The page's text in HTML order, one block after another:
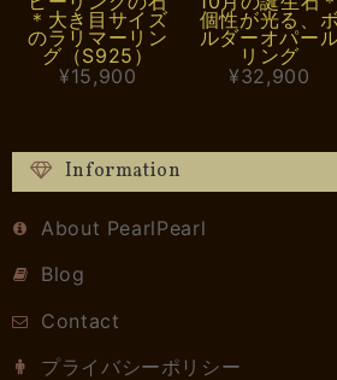
＊大き目サイズ
のラリマーリン
グ（S925）
¥15,900
個性が光る、ボ
ルダーオパー
リング
¥32,900
Information
About PearlPearl
Blog
Contact
プライバシーポリシー